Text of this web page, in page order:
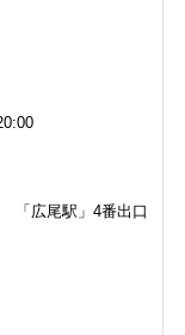
「広尾駅」4番出口